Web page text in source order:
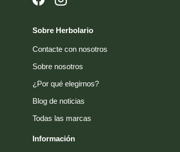
FacebookInstagram
Sobre Herbolario
Contacte con nosotros
Sobre nosotros
¿Por qué elegirnos?
Blog de noticias
Todas las marcas
Información